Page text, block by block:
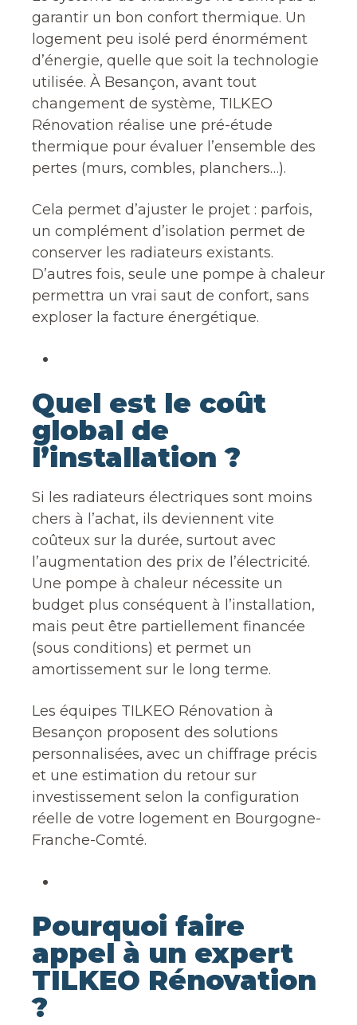
garantir un bon confort thermique. Un
logement peu isolé perd énormément
d’énergie, quelle que soit la technologie
utilisée. À Besançon, avant tout
changement de système, TILKEO
Rénovation réalise une pré-étude
thermique pour évaluer l’ensemble des
pertes (murs, combles, planchers…).
Cela permet d’ajuster le projet : parfois,
un complément d’isolation permet de
conserver les radiateurs existants.
D’autres fois, seule une pompe à chaleur
permettra un vrai saut de confort, sans
exploser la facture énergétique.
Quel est le coût
global de
l’installation ?
Si les radiateurs électriques sont moins
chers à l’achat, ils deviennent vite
coûteux sur la durée, surtout avec
l’augmentation des prix de l’électricité.
Une pompe à chaleur nécessite un
budget plus conséquent à l’installation,
mais peut être partiellement financée
(sous conditions) et permet un
amortissement sur le long terme.
Les équipes TILKEO Rénovation à
Besançon proposent des solutions
personnalisées, avec un chiffrage précis
et une estimation du retour sur
investissement selon la configuration
réelle de votre logement en Bourgogne-
Franche-Comté.
Pourquoi faire
appel à un expert
TILKEO Rénovation
?